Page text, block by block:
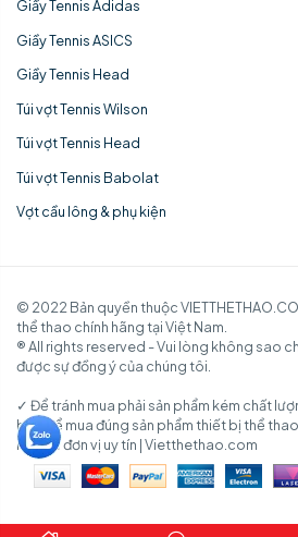
Giầy Tennis Adidas
Giầy Tennis ASICS
Giầy Tennis Head
Túi vợt Tennis Wilson
Túi vợt Tennis Head
Túi vợt Tennis Babolat
Vợt cầu lông & phụ kiện
© 2022 Bản quyền thuộc
thể thao chính hãng tại Việt Nam.
® All rights reserved - Vui lòng không sao
được sự đồng ý của chúng tôi.
✓ Để tránh mua phải sản phẩm kém chất
bảo để mua đúng sản phẩm thiết bị thể
mua từ đơn vị uy tín | Vietthethao.com